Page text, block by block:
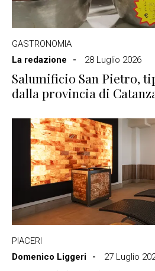
GASTRONOMIA
La redazione
28 Luglio 2026
Salumificio San Pietro,
dalla provincia di
PIACERI
Domenico Liggeri
27 Luglio